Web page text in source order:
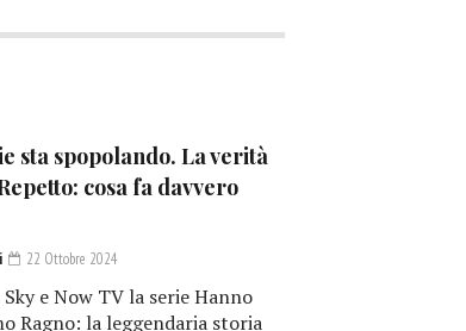
sta spopolando. La verità
cosa fa davvero
22 Ottobre 2024
Sky e Now TV la serie Hanno
Ragno: la leggendaria storia